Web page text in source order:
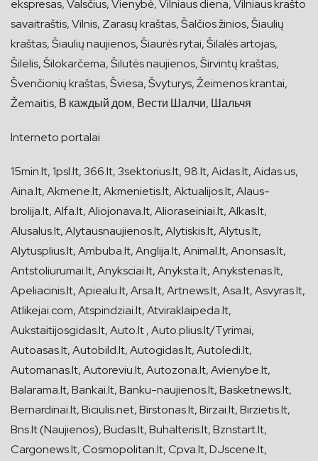
ekspresas, Valsčius, Vienybė, Vilniaus diena, Vilniaus krašto
savaitraštis, Vilnis, Zarasų kraštas, Šalčios žinios, Šiaulių
kraštas, Šiaulių naujienos, Šiaurės rytai, Šilalės artojas,
Šilelis, Šilokarčema, Šilutės naujienos, Širvintų kraštas,
Švenčionių kraštas, Šviesa, Švyturys, Žeimenos krantai,
Žemaitis, В каждый дом, Вести Шалчи, Шальчя
Interneto portalai
15min.lt, 1psl.lt, 366.lt, 3sektorius.lt, 98.lt, Aidas.lt, Aidas.us,
Aina.lt, Akmene.lt, Akmenietis.lt, Aktualijos.lt, Alaus-
brolija.lt, Alfa.lt, Aliojonava.lt, Alioraseiniai.lt, Alkas.lt,
Alusalus.lt, Alytausnaujienos.lt, Alytiskis.lt, Alytus.lt,
Alytusplius.lt, Ambuba.lt, Anglija.lt, Animal.lt, Anonsas.lt,
Antstoliurumai.lt, Anyksciai.lt, Anyksta.lt, Anykstenas.lt,
Apeliacinis.lt, Apiealu.lt, Arsa.lt, Artnews.lt, Asa.lt, Asvyras.lt,
Atlikejai.com, Atspindziai.lt, Atviraklaipeda.lt,
Aukstaitijosgidas.lt, Auto.lt , Auto.plius.lt/Tyrimai,
Autoasas.lt, Autobild.lt, Autogidas.lt, Autoledi.lt,
Automanas.lt, Autoreviu.lt, Autozona.lt, Avienybe.lt,
Balarama.lt, Bankai.lt, Banku-naujienos.lt, Basketnews.lt,
Bernardinai.lt, Biciulis.net, Birstonas.lt, Birzai.lt, Birzietis.lt,
Bns.lt (Naujienos), Budas.lt, Buhalteris.lt, Bznstart.lt,
Cargonews.lt, Cosmopolitan.lt, Cpva.lt, DJscene.lt,